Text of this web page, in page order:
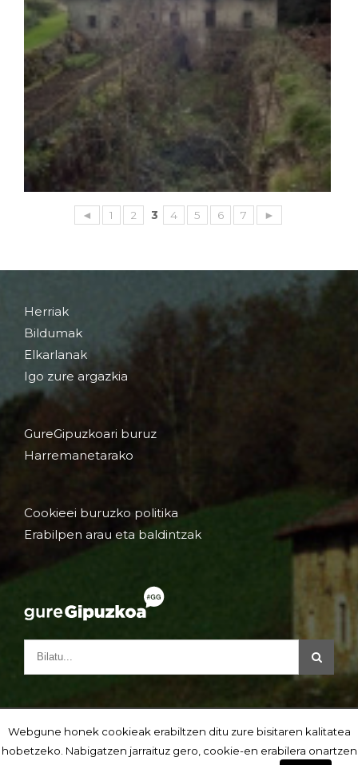
◄ 1 2 3 4 5 6 7 ►
Herriak
Bildumak
Elkarlanak
Igo zure argazkia
GureGipuzkoari buruz
Harremanetarako
Cookieei buruzko politika
Erabilpen arau eta baldintzak
Webgune honek cookieak erabiltzen ditu zure bisitaren kalitatea
hobetzeko. Nabigatzen jarraituz gero, cookie-en erabilera onartzen